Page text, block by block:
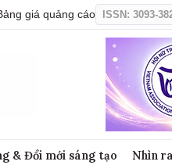
giá quảng cáo ISSN: 3093-
& Đổi mới sáng tạo Nhìn